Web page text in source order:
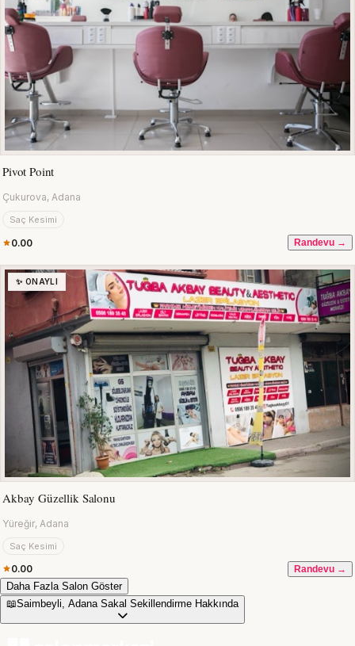
Pivot Point
Çukurova, Adana
Saç Kesimi
0.00 Randevu →
✨ ONAYLI
Akbay Güzellik Salonu
Yüreğir, Adana
Saç Kesimi
0.00 Randevu →
Daha Fazla Salon Göster
📖Saimbeyli, Adana Sakal Sekillendirme Hakkında